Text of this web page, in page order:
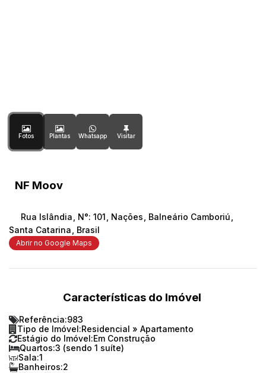
Fotos Plantas Whatsapp
NF Moov
Rua Islândia N°: 101 Nações Balneário Camboriú
Santa Catarina
Brasil
Abrir no Google Maps
Características do Imóvel
Referência:983
Tipo de Imóvel:Residencial » Apartamento
Estágio do Imóvel:Em Construção
Quartos:3 (sendo 1 suíte)
Sala:1
Banheiros:2